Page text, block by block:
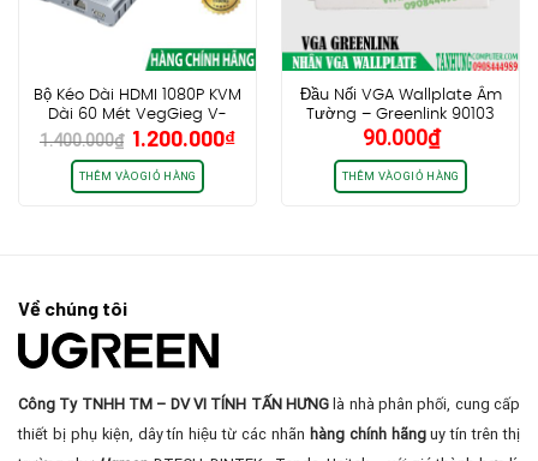
Bộ Kéo Dài HDMI 1080P KVM
Dài 60 Mét VegGieg V-
HD010
1.400.000₫ Giá
gốc
là:
1.400.000₫.
1.200.000₫Giá
THÊM VÀO GIỎ HÀNG
Đầu Nối VGA Wallplate Âm
Tường – Greenlink 90103
90.000₫
THÊM VÀO GIỎ HÀNG
Về chúng tôi
Công Ty TNHH TM – DV VI TÍNH TẤN HƯNG là nhà phân phối, cung cấp
thiết bị phụ kiện, dây tín hiệu từ các nhãn hàng chính hãnguy tín trên thị